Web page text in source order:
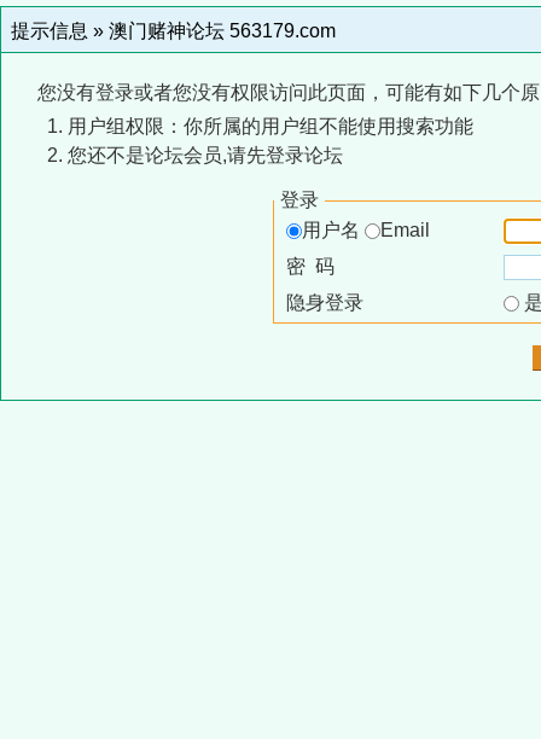
提示信息 » 澳门赌神论坛 563179.com
您没有登录或者您没有权限访问此页面，可能有如下几个
用户组权限：你所属的用户组不能使用搜索功能
您还不是论坛会员,请先登录论坛
登录
用户名
Email
密 码
隐身登录